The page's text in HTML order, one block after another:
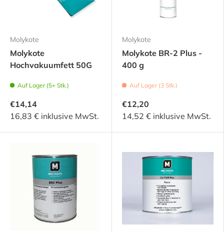
Molykote
Molykote
Hochvakuumfett 50G
Auf Lager (5+ Stk.)
€14,14
16,83 € inklusive MwSt.
Molykote
Molykote BR-2 Plus -
400 g
Auf Lager (3 Stk.)
€12,20
14,52 € inklusive MwSt.